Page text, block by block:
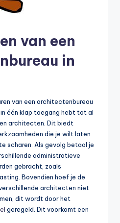
van een
in
van een architectenbureau
één klap toegang hebt tot al
architecten. Dit biedt
die je wilt laten
scharen. Als gevolg betaal je
administratieve
gebracht, zoals
Bovendien hoef je de
architecten niet
dit wordt door het
geregeld. Dit voorkomt een